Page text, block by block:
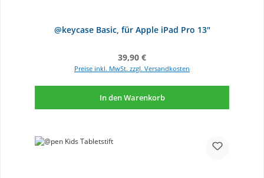
@keycase Basic, für Apple iPad Pro 13"
Regulärer Preis:
39,90 €
Preise inkl. MwSt. zzgl. Versandkosten
In den Warenkorb